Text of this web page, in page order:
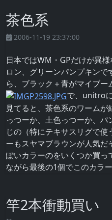
茶色系
2006-11-19 23:37:00
日本ではWM・GPだけが異
ロン、グリーンパンプキン
ら、ブラック＋青がマイブー
で、unitro
見てると、茶色系のワーム
っつーか、土色っつーか、
じの（特にテキサスリグで
ーもスヤマブラウンが人気
ぽいカラーのをいくつか買
ながら最後の1個でこのカラー
竿2本衝動買い